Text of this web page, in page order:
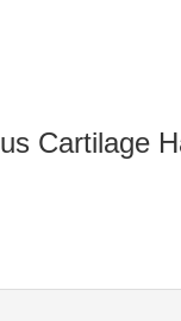
Cartilage